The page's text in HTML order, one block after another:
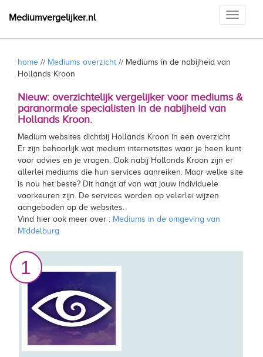
Toggle
Mediumvergelijker.nl
home // Mediums overzicht // Mediums in de nabijheid van
Hollands Kroon
Nieuw: overzichtelijk vergelijker voor mediums &
paranormale specialisten in de nabijheid van
Hollands Kroon.
Medium websites dichtbij Hollands Kroon in een overzicht
Er zijn behoorlijk wat medium internetsites waar je heen kunt
voor advies en je vragen. Ook nabij Hollands Kroon zijn er
allerlei mediums die hun services aanreiken. Maar welke site
is nou het beste? Dit hangt af van wat jouw individuele
voorkeuren zijn. De services worden op velerlei wijzen
aangeboden op de websites.
Vind hier ook meer over : Mediums in de omgeving van
Middelburg
1